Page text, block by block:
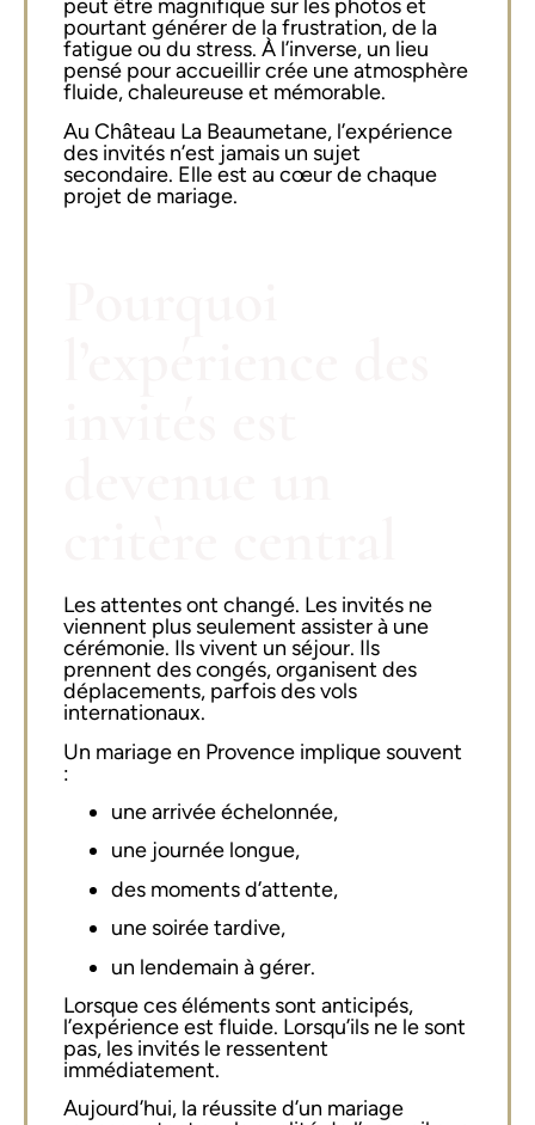
peut être magnifique sur les photos et
pourtant générer de la frustration, de la
fatigue ou du stress. À l’inverse, un lieu
pensé pour accueillir crée une atmosphère
fluide, chaleureuse et mémorable.
AuChâteau La Beaumetane, l’expérience
des invités n’est jamais un sujet
secondaire. Elle est au cœur de chaque
projet de mariage.
Les attentes ont changé. Les invités ne
viennent plus seulement assister à une
cérémonie. Ils vivent un séjour. Ils
prennent des congés, organisent des
déplacements, parfois des vols
internationaux.
Un mariage en Provence implique souvent
:
une arrivée échelonnée,
une journée longue,
des moments d’attente,
une soirée tardive,
un lendemain à gérer.
Lorsque ces éléments sont anticipés,
l’expérience est fluide. Lorsqu’ils ne le sont
pas, les invités le ressentent
immédiatement.
Aujourd’hui, la réussite d’un mariage